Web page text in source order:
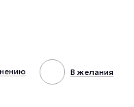
В желания